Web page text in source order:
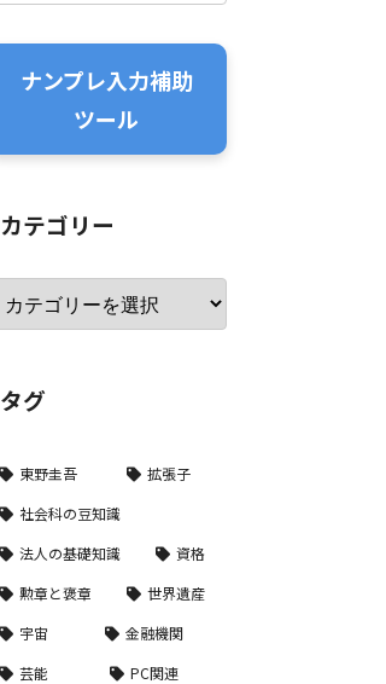
ナンプレ入力補助
ツール
カテゴリー
タグ
東野圭吾
拡張子
社会科の豆知識
法人の基礎知識
資格
勲章と褒章
世界遺産
宇宙
金融機関
芸能
PC関連